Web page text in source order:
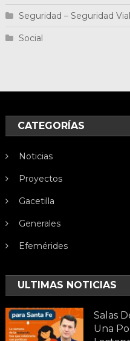
Seguridad – Seguridad Vial
Social
CATEGORÍAS
Noticias
Proyectos
Gacetilla
Generales
Efemérides
ULTIMAS NOTICIAS
Salas
Una